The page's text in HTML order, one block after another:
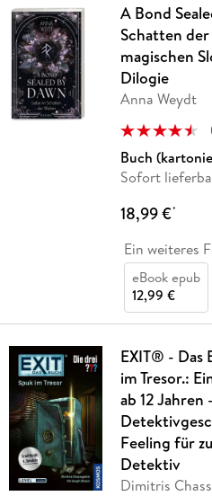
A Bond
Schatten
magischen
Dilogie
Anna Weydt
Buch
Sofort
18,99 €*
Ein weiteres
eBook epub
12,99 €
EXIT® - Das
im Tresor.:
ab 12 Jahren
Feeling für
Detektiv
Dimitris